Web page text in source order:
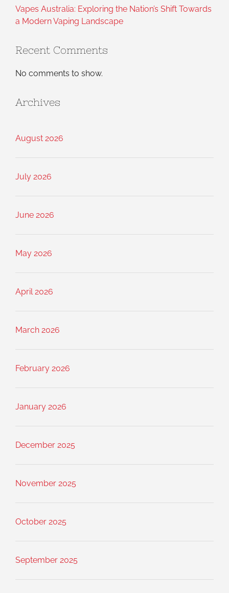
Vapes Australia: Exploring the Nation’s Shift Towards
a Modern Vaping Landscape
Recent Comments
No comments to show.
Archives
August 2026
July 2026
June 2026
May 2026
April 2026
March 2026
February 2026
January 2026
December 2025
November 2025
October 2025
September 2025